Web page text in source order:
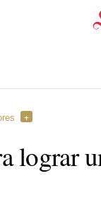
lograr